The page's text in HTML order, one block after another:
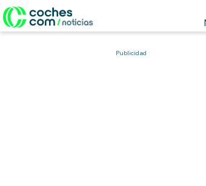
Publicidad